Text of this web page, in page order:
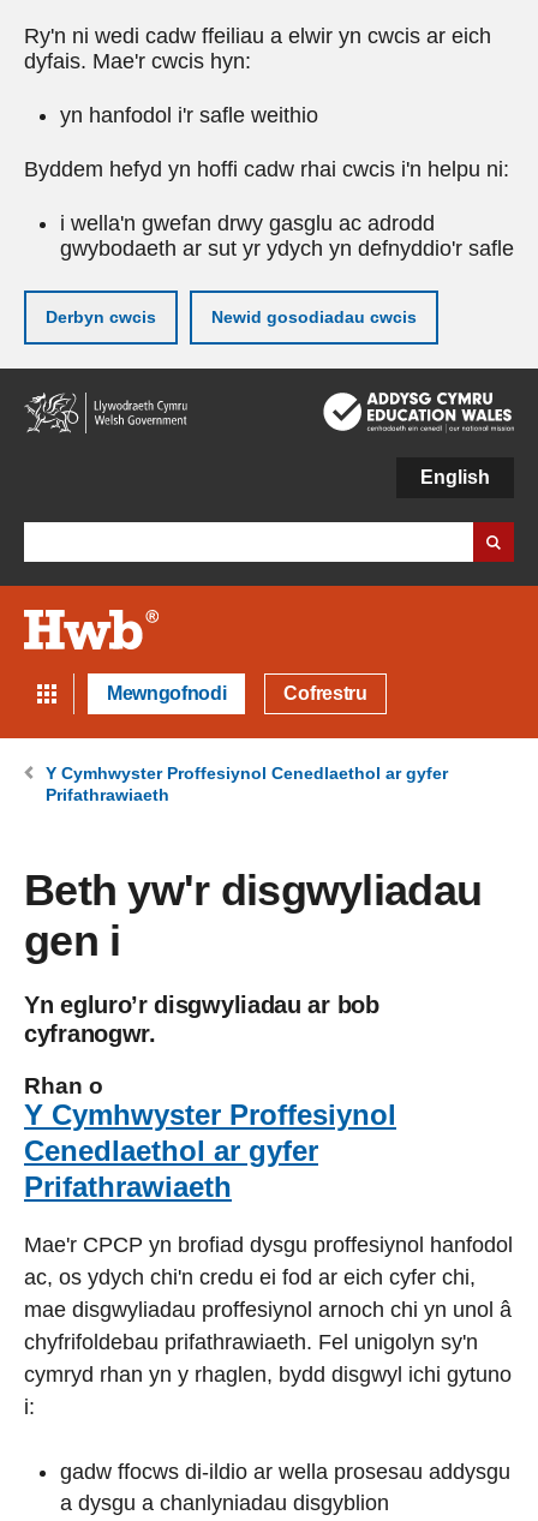
Ry'n ni wedi cadw ffeiliau a elwir yn cwcis ar eich
dyfais. Mae'r cwcis hyn:
yn hanfodol i'r safle weithio
Byddem hefyd yn hoffi cadw rhai cwcis i'n helpu ni:
i wella'n gwefan drwy gasglu ac adrodd
gwybodaeth ar sut yr ydych yn defnyddio'r safle
Derbyn cwcis Newid gosodiadau cwcis
Neidio
i'r
prif
English
Mewngofnodi Cofrestru
Y Cymhwyster Proffesiynol Cenedlaethol ar gyfer
Prifathrawiaeth
Beth yw'r disgwyliadau
gen i
Yn egluro’r disgwyliadau ar bob
cyfranogwr.
Rhan o
Y Cymhwyster Proffesiynol
Cenedlaethol ar gyfer
Prifathrawiaeth
Mae'r CPCP yn brofiad dysgu proffesiynol hanfodol
ac, os ydych chi'n credu ei fod ar eich cyfer chi,
mae disgwyliadau proffesiynol arnoch chi yn unol â
chyfrifoldebau prifathrawiaeth. Fel unigolyn sy'n
cymryd rhan yn y rhaglen, bydd disgwyl ichi gytuno
i:
gadw ffocws di-ildio ar wella prosesau addysgu
a dysgu a chanlyniadau disgyblion